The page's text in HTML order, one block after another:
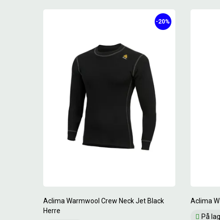
Aclima Warmwool Crew Neck Jet Black
Herre
-20%
Aclima
På